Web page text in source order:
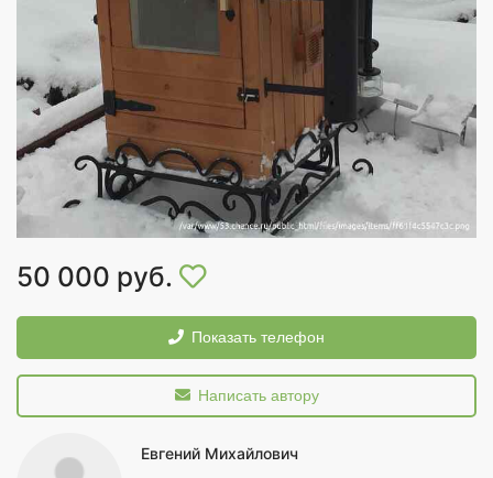
50 000 руб.
Показать телефон
Написать автору
Евгений Михайлович